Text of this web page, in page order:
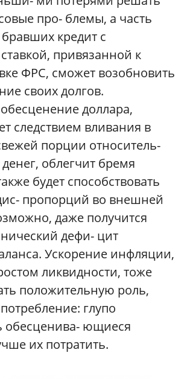
про- блемы, а часть
кредит с
привязанной к
ФРС, сможет возобновить
своих долгов.
доллара,
следствием вливания в
порции относитель-
облегчит бремя
будет способствовать
пропорций во внешней
даже получится
дефи- цит
Ускорение инфляции,
ликвидности, тоже
положительную роль,
глупо
обесценива- ющиеся
их потратить.